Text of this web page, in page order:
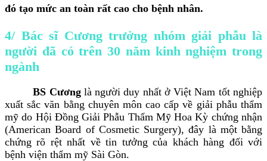
đó tạo mức an toàn rất cao cho bệnh nhân.
4/ Bác sĩ Cương trưởng nhóm giải phẫu là
người đã có trên 30 năm kinh nghiệm trong
ngành
BS Cươnglà người duy nhất ở Việt Nam tốt nghiệp
xuất sắc văn bằng chuyên môn cao cấp về giải phẫu thẩm
mỹ do Hội Đồng Giải Phẫu Thẩm Mỹ Hoa Kỳ chứng nhận
(American Board of Cosmetic Surgery), đây là một bằng
chứng rõ rệt nhất về tin tưởng của khách hàng đối với
bệnh viện thẩm mỹ Sài Gòn.